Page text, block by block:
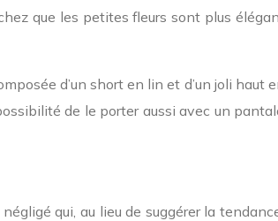
que les petites fleurs sont plus
d’un short en lin et d’un joli
de le porter aussi avec un
qui, au lieu de suggérer la